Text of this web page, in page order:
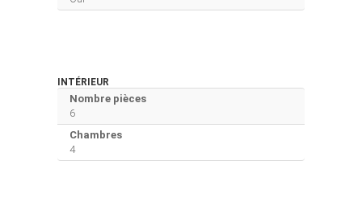
INTÉRIEUR
Nombre pièces
6
Chambres
4